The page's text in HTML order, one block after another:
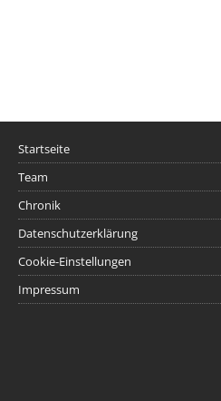
Startseite
Team
Chronik
Datenschutzerklärung
Cookie-Einstellungen
Impressum